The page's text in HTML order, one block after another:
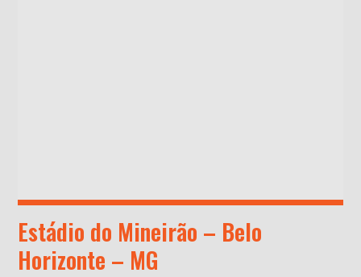
Estádio do Mineirão – Belo
Horizonte – MG